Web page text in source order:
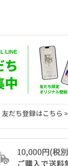
友だち登録はこちら >